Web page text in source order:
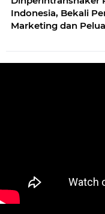
Indonesia, Bekali
Marketing dan